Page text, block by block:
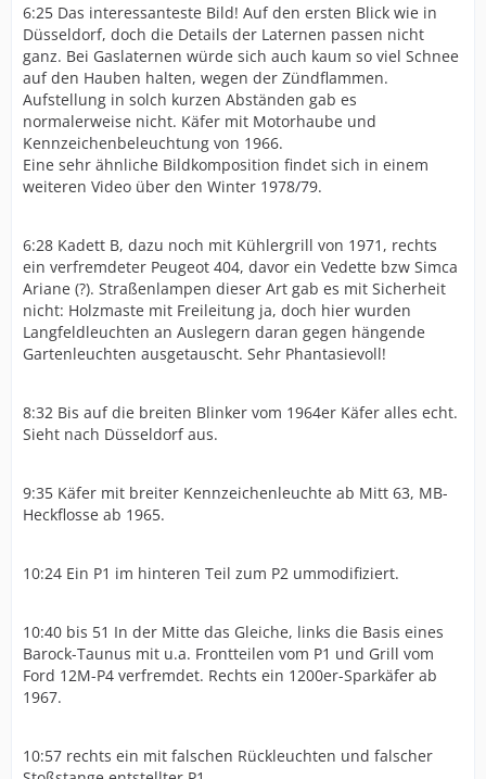
6:25 Das interessanteste Bild! Auf den ersten Blick wie in
Düsseldorf, doch die Details der Laternen passen nicht
ganz. Bei Gaslaternen würde sich auch kaum so viel Schnee
auf den Hauben halten, wegen der Zündflammen.
Aufstellung in solch kurzen Abständen gab es
normalerweise nicht. Käfer mit Motorhaube und
Kennzeichenbeleuchtung von 1966.
Eine sehr ähnliche Bildkomposition findet sich in einem
weiteren Video über den Winter 1978/79.
6:28 Kadett B, dazu noch mit Kühlergrill von 1971, rechts
ein verfremdeter Peugeot 404, davor ein Vedette bzw Simca
Ariane (?). Straßenlampen dieser Art gab es mit Sicherheit
nicht: Holzmaste mit Freileitung ja, doch hier wurden
Langfeldleuchten an Auslegern daran gegen hängende
Gartenleuchten ausgetauscht. Sehr Phantasievoll!
8:32 Bis auf die breiten Blinker vom 1964er Käfer alles echt.
Sieht nach Düsseldorf aus.
9:35 Käfer mit breiter Kennzeichenleuchte ab Mitt 63, MB-
Heckflosse ab 1965.
10:24 Ein P1 im hinteren Teil zum P2 ummodifiziert.
10:40 bis 51 In der Mitte das Gleiche, links die Basis eines
Barock-Taunus mit u.a. Frontteilen vom P1 und Grill vom
Ford 12M-P4 verfremdet. Rechts ein 1200er-Sparkäfer ab
1967.
10:57 rechts ein mit falschen Rückleuchten und falscher